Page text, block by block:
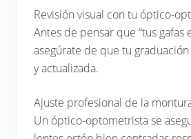
Revisión visual con tu óptico-
Antes de pensar que “tus gafas
asegúrate de que tu
y actualizada.
Ajuste profesional de la
Un óptico-optometrista se